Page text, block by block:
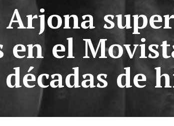
en el
décadas de